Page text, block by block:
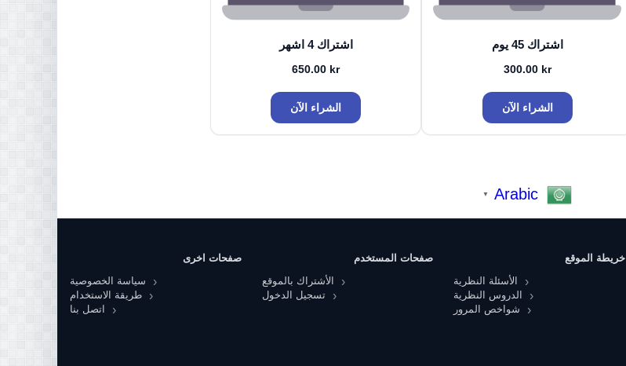
اشتراك 45 يوم
300.00 kr
الشراء الآن
اشتراك 4 اشهر
650.00 kr
الشراء الآن
Arabic
▼
خريطة الموقع
الأسئلة النظرية
الدروس النظرية
شواخص المرور
صفحات المستخدم
الأشتراك بالموقع
تسجيل الدخول
صفحات اخرى
سياسة الخصوصية
طريقة الاستخدام
اتصل بنا